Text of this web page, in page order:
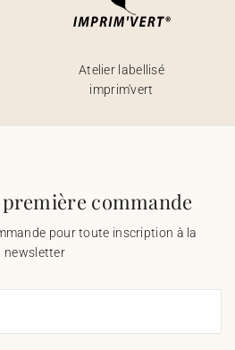
Atelier labellisé
imprim'vert
commande
pour toute inscription à la
newsletter